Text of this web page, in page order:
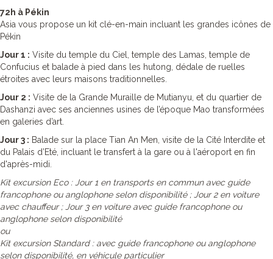
72h à Pékin
Asia vous propose un kit clé-en-main incluant les grandes icônes de
Pékin
Jour 1 : Visite du temple du Ciel, temple des Lamas, temple de
Confucius et balade à pied dans les hutong, dédale de ruelles
étroites avec leurs maisons traditionnelles.
Jour 2 : Visite de la Grande Muraille de Mutianyu, et du quartier de
Dashanzi avec ses anciennes usines de l’époque Mao transformées
en galeries d’art.
Jour 3 : Balade sur la place Tian An Men, visite de la Cité Interdite et
du Palais d’Eté, incluant le transfert à la gare ou à l'aéroport en fin
d'après-midi.
Kit excursion Eco : Jour 1 en transports en commun avec guide
francophone ou anglophone selon disponibilité ; Jour 2 en voiture
avec chauffeur ; Jour 3 en voiture avec guide francophone ou
anglophone selon disponibilité
ou
Kit excursion Standard : avec guide francophone ou anglophone
selon disponibilité, en véhicule particulier